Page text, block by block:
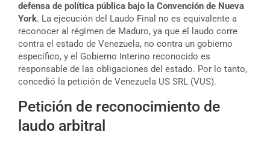
defensa de política pública bajo la Convención de Nueva
York. La ejecución del Laudo Final no es equivalente a
reconocer al régimen de Maduro, ya que el laudo corre
contra el estado de Venezuela, no contra un gobierno
específico, y el Gobierno Interino reconocido es
responsable de las obligaciones del estado. Por lo tanto,
concedió la petición de Venezuela US SRL (VUS).
Petición de reconocimiento de
laudo arbitral